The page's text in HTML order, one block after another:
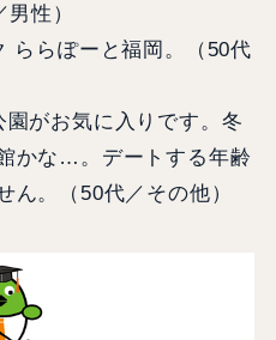
性）
ららぽーと福岡。（50代
がお気に入りです。冬
かな…。デートする年齢
ん。（50代／その他）